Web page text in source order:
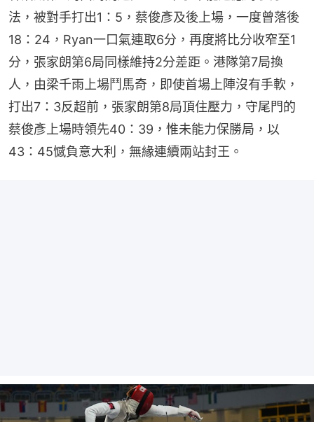
法，被對手打出1：5，蔡俊彥及後上場，一度曾落後
18：24，Ryan一口氣連取6分，再度將比分收窄至1
分，張家朗第6局同樣維持2分差距。港隊第7局換
人，由梁千雨上場鬥馬奇，即使首場上陣沒有手軟，
打出7：3反超前，張家朗第8局頂住壓力，守尾門的
蔡俊彥上場時領先40：39，惟未能力保勝局，以
43：45憾負意大利，無緣連續兩站封王。